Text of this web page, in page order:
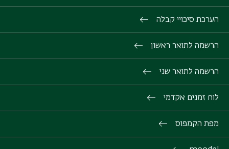
הערכת סיכויי קבלה
הרשמה לתואר ראשון
הרשמה לתואר שני
לוח זמנים אקדמי
מפת הקמפוס